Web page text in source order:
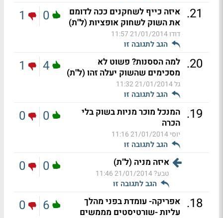
21
. איזה כייף לשחקנים ככה לדומם
את השוק לשחוק אופציות (ל"ת)
דודו21/01/2014 11:57
הגב לתגובה זו
0
1
20
. למה הססנות? פשוט לא
מסכימים שהשוק יעלה זהו (ל"ת)
גל21/01/2014 11:32
הגב לתגובה זו
4
1
19
. המנכל מוכר מניות בשוק בלי
הכרה
יוסי21/01/2014 11:16
הגב לתגובה זו
0
0
איזה מניה (ל"ת)
טבע?21/01/2014 11:46
הגב לתגובה זו
0
0
18
. אפריקה- עומדת בפני מהלך
עליות -שורטיסטים מממשים
6
0